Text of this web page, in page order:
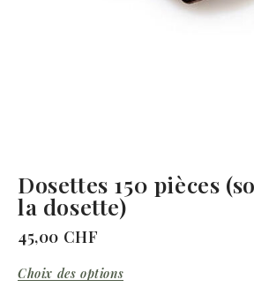
Dosettes 150 pièces
la dosette)
45,00 CHF
Choix des options